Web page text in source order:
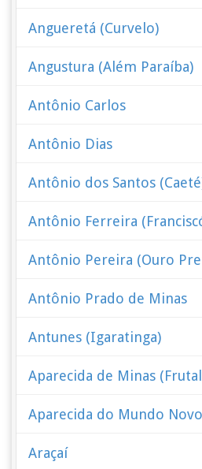
Angueretá (Curvelo)
Angustura (Além Paraíba)
Antônio Carlos
Antônio Dias
Antônio dos Santos
Antônio Ferreira
Antônio Pereira (Ouro
Antônio Prado de Minas
Antunes (Igaratinga)
Aparecida de Minas
Aparecida do Mundo
Araçaí